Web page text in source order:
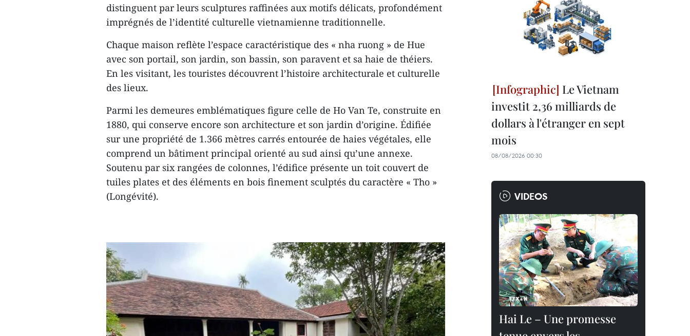
distinguent par leurs sculptures raffinées aux motifs délicats, profondément
imprégnés de l’identité culturelle vietnamienne traditionnelle.
Chaque maison reflète l’espace caractéristique des « nha ruong » de Hue
avec son portail, son jardin, son bassin, son paravent et sa haie de théiers.
En les visitant, les touristes découvrent l’histoire architecturale et culturelle
des lieux.
Parmi les demeures emblématiques figure celle de Ho Van Te, construite en
1880, qui conserve encore son architecture et son jardin d’origine. Édifiée
sur une propriété de 1.366 mètres carrés entourée de haies végétales, elle
comprend un bâtiment principal orienté au sud ainsi qu’une annexe.
Soutenu par six rangées de colonnes, l’édifice présente un toit couvert de
tuiles plates et des éléments en bois finement sculptés du caractère « Tho »
(Longévité).
Le Vietnam
investit 2,36 milliards de
dollars à l'étranger en sept
mois
08/08/2026 00:30
VIDEOS
Hai Le – Une promesse